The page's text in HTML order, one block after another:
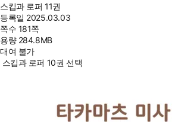
스킵과 로퍼 11권
등록일 2025.03.03
쪽수 181쪽
용량 284.8MB
대여 불가
스킵과 로퍼 10권 선택